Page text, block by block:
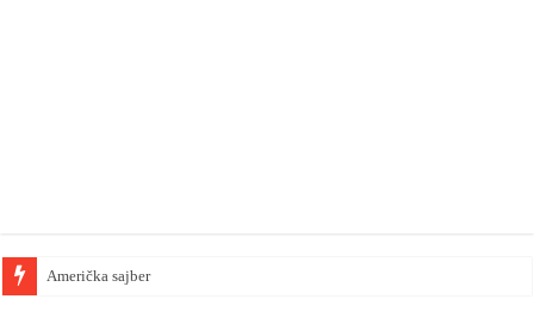
Američka sajber komanda istražuje niz samoubis